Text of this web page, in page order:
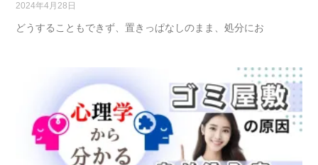
2024年4月28日
どうすることもできず、置きっぱなしのまま、処分にお